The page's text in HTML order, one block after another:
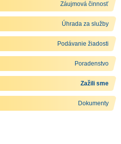
Záujmová činnosť
Úhrada za služby
Podávanie žiadosti
Poradenstvo
Zažili sme
Dokumenty